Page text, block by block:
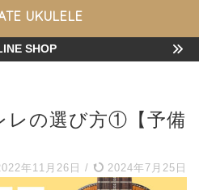
UKULELE
SHOP
レの選び方①【予備
年11月26日 / 2024年7月25日